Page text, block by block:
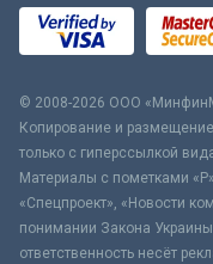
© 2008-2026 ООО
Копирование и
только с гиперссылкой
Материалы с пометками
«Спецпроект», «Новости
понимании Закона
ответственность несёт